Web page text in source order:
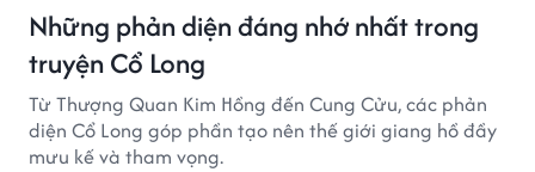
Những phản diện đáng nhớ nhất trong
truyện Cổ Long
Từ Thượng Quan Kim Hồng đến Cung Cửu, các phản
diện Cổ Long góp phần tạo nên thế giới giang hồ đầy
mưu kế và tham vọng.